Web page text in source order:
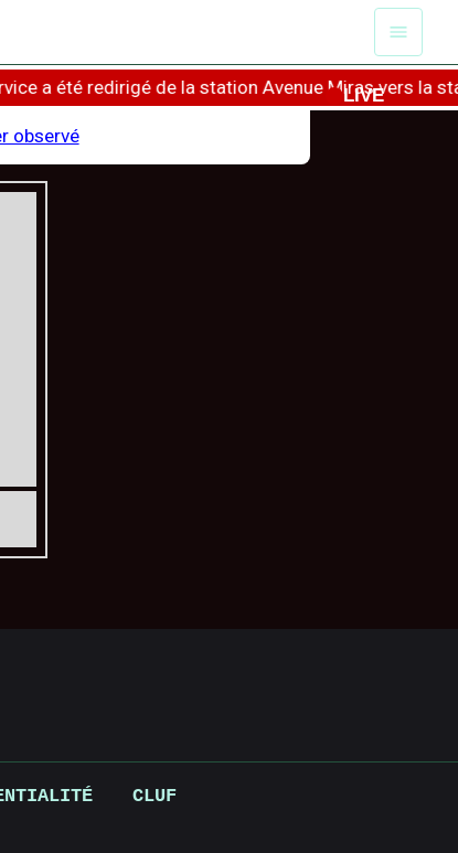
a été redirigé de la station Avenue Miras vers la
observé
LIVE
CLUF